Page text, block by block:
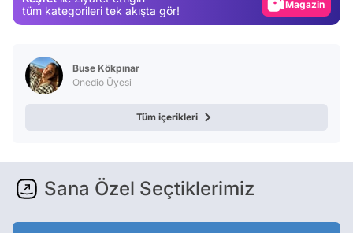
tüm kategorileri tek akışta gör!
Magazin
Buse Kökpınar
Onedio Üyesi
Tüm içerikleri
Sana Özel Seçtiklerimiz